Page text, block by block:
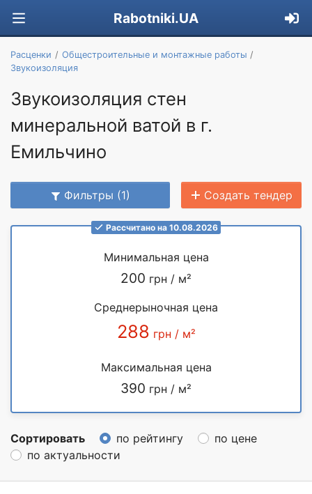
Rabotniki.UA
Расценки
Общестроительные и монтажные работы
Звукоизоляция
Звукоизоляция стен
минеральной ватой в г.
Емильчино
Фильтры (1) Создать тендер
Рассчитано на 10.08.2026
Минимальная цена
200 грн / м²
Среднерыночная цена
288 грн / м²
Максимальная цена
390 грн / м²
Сортировать по рейтингу
по цене
по актуальности